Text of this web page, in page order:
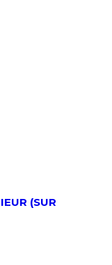
(SUR
la
structure
un
en acier
et
loft ou